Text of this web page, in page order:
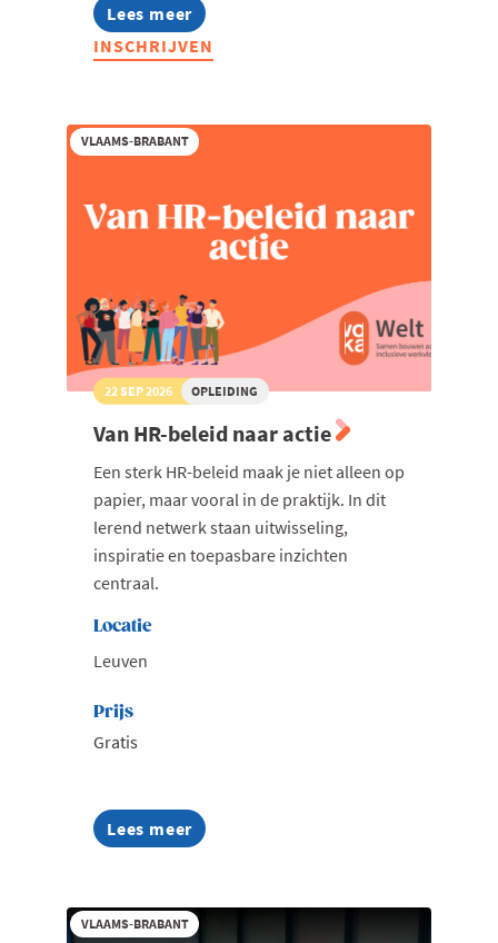
Lees meer
about
Summer
Masterclass:
LinkedIn
INSCHRIJVEN
VLAAMS-BRABANT
22 SEP 2026 OPLEIDING
Van HR-beleid naar actie
Een sterk HR-beleid maak je niet alleen op
papier, maar vooral in de praktijk. In dit
lerend netwerk staan uitwisseling,
inspiratie en toepasbare inzichten
centraal.
Locatie
Leuven
Prijs
Gratis
Lees meer
about
Van
naar
actie
VLAAMS-BRABANT